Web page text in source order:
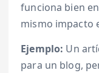
funciona bien
mismo impacto
Ejemplo: Un
para un blog,